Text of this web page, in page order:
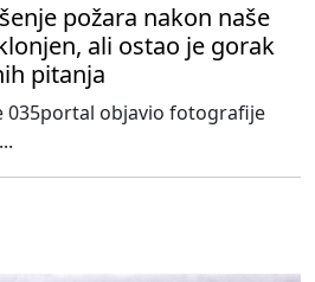
požara nakon naše
ali ostao je gorak
pitanja
035portal objavio fotografije